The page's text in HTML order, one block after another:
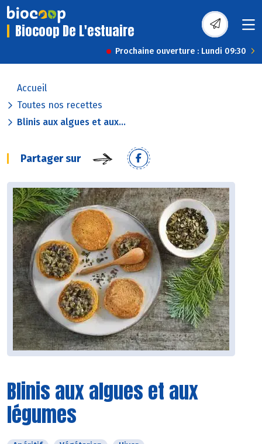
Biocoop De L'estuaire
Prochaine ouverture : Lundi 09:30
Accueil
Toutes nos recettes
Blinis aux algues et aux...
Partager sur
Blinis aux algues et aux
légumes